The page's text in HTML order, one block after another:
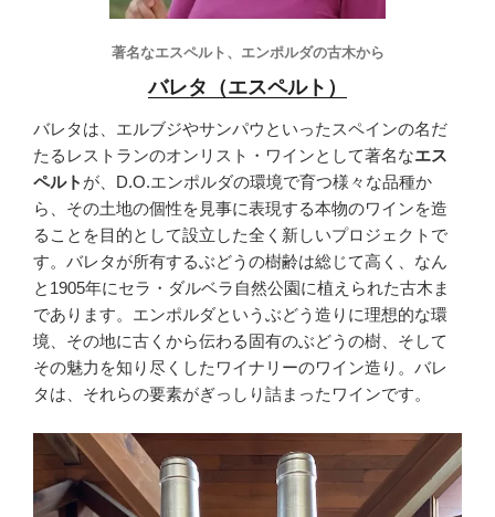
著名なエスペルト、エンポルダの古木から
バレタ（エスペルト）
バレタは、エルブジやサンパウといったスペインの名だ
たるレストランのオンリスト・ワインとして著名なエス
ペルト が、D.O.エンポルダの環境で育つ様々な品種か
ら、その土地の個性を見事に表現する本物のワインを造
ることを目的として設立した全く新しいプロジェクトで
す。バレタが所有するぶどうの樹齢は総じて高く、なん
と1905年にセラ・ダルベラ自然公園に植えられた古木ま
であります。エンポルダというぶどう造りに理想的な環
境、その地に古くから伝わる固有のぶどうの樹、そして
その魅力を知り尽くしたワイナリーのワイン造り。バレ
タは、それらの要素がぎっしり詰まったワインです。